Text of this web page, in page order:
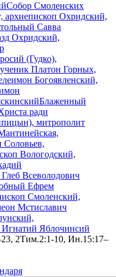
Собор Смоленских
архиепископ Охридский,
Савва
Охридский,
(Гудко),
Платон Горных,
Богоявленский,
Блаженный
ради
митрополит
Вологодский,
Всеволодович
Ефрем
Смоленский,
Мстиславич
Яблочинсий
2Тим.2:1-10, Ин.15:17–